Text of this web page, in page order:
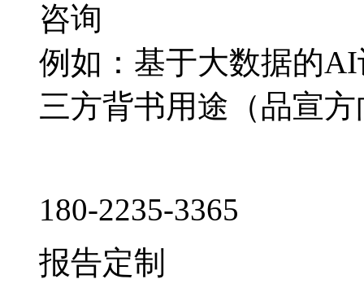
咨询
例如：基于大数据的
三方背书用途（品宣
180-2235-3365
报告定制